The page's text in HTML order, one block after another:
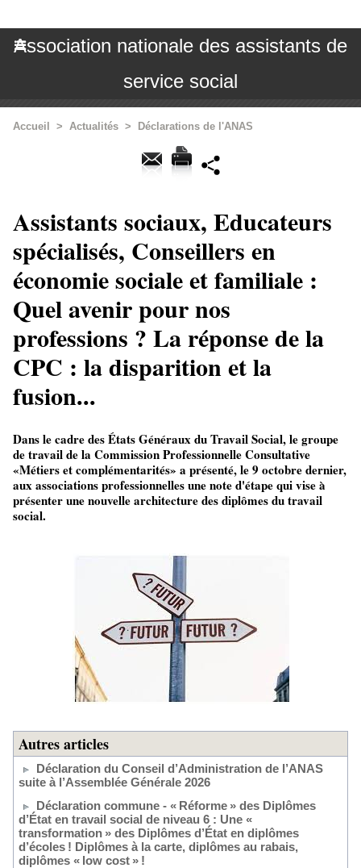
Association nationale des assistants de
service social
Accueil > Actualités > Déclarations de l'ANAS
Assistants sociaux, Educateurs
spécialisés, Conseillers en
économie sociale et familiale :
Quel avenir pour nos
professions ? La réponse de la
CPC : la disparition et la
fusion...
Dans le cadre des États Généraux du Travail Social, le groupe
de travail de la Commission Professionnelle Consultative
«Métiers et complémentarités» a présenté, le 9 octobre dernier,
aux associations professionnelles une note d'étape qui vise à
présenter une nouvelle architecture des diplômes du travail
social.
Autres articles
Déclaration du Conseil d’Administration de l’ANAS
suite à l’Assemblée Générale 2026
Déclaration commune - « Réforme » des Diplômes
d’État en travail social de niveau 6 : Une «
transformation » des Diplômes d’État en diplômes
d’écoles ! Diplômes à la carte, diplômes au rabais,
diplômes « low cost » !